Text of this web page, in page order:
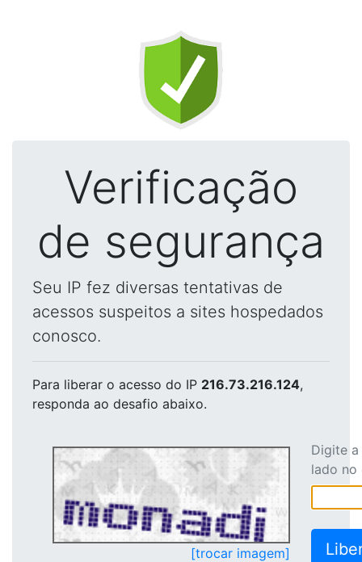
Verificação
de segurança
Seu IP fez diversas tentativas de
acessos suspeitos a sites hospedados
conosco.
Para liberar o acesso do IP 216.73.216.124,
responda ao desafio abaixo.
[trocar imagem]
Digite
lado no